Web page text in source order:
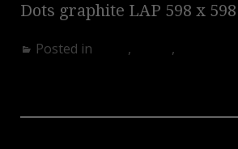
Dots graphite LAP 598 x
Posted in , ,